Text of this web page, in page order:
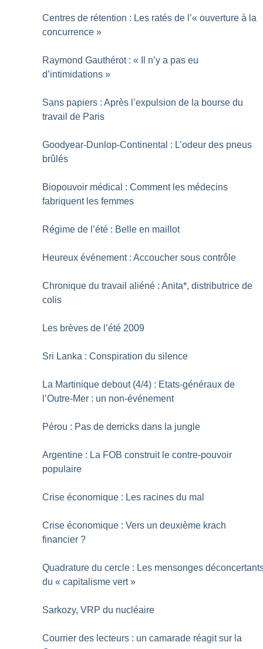
Centres de rétention : Les ratés de l’« ouverture à la
concurrence »
Raymond Gauthérot : «
Il n’y a pas eu
d’intimidations »
Sans papiers : Après l’expulsion de la bourse du
travail de Paris
Goodyear-Dunlop-Continental : L’odeur des pneus
brûlés
Biopouvoir médical : Comment les médecins
fabriquent les femmes
Régime de l’été : Belle en maillot
Heureux événement : Accoucher sous contrôle
Chronique du travail aliéné : Anita*, distributrice de
colis
Les brèves de l’été 2009
Sri Lanka : Conspiration du silence
La Martinique debout (4/4) : Etats-généraux de
l’Outre-Mer : un non-événement
Pérou : Pas de derricks dans la jungle
Argentine : La FOB construit le contre-pouvoir
populaire
Crise économique : Les racines du mal
Crise économique : Vers un deuxième krach
financier ?
Quadrature du cercle : Les mensonges
du « capitalisme vert »
Sarkozy, VRP du nucléaire
Courrier des lecteurs : un camarade réagit sur la